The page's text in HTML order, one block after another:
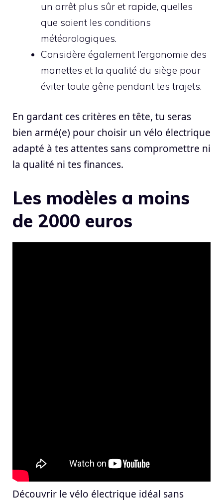
un arrêt plus sûr et rapide, quelles
que soient les conditions
météorologiques.
Considère également l’ergonomie des
manettes et la qualité du siège pour
éviter toute gêne pendant tes trajets.
En gardant ces critères en tête, tu seras
bien armé(e) pour choisir un vélo électrique
adapté à tes attentes sans compromettre ni
la qualité ni tes finances.
Les modèles a moins
de 2000 euros
Découvrir le vélo électrique idéal sans